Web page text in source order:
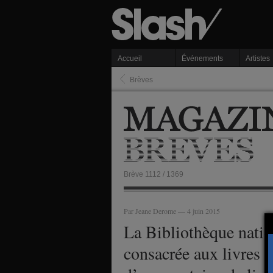
Accueil Événements Artistes
Brèves
Brève 1112 / 1369
Par Jeane Derome — 4 juin 2015
La Bibliothèque
consacrée aux livres